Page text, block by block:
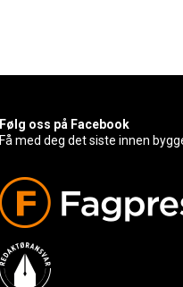
Følg oss på Facebook
Få med deg det siste innen